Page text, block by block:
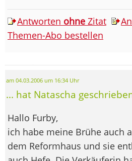
Antworten ohne Zitat
Themen-Abo bestellen
am 04.03.2006 um 16:34 Uhr
... hat Natascha
Hallo Furby,
ich habe meine Brühe auch
dem Reformhaus und sie